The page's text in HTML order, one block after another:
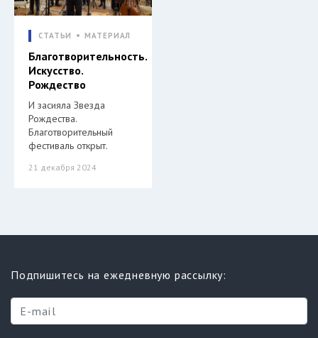
СТАТЬИ МАТЕРИАЛ
Благотворительность.
Искусство.
Рождество
И засияла Звезда
Рождества.
Благотворительный
фестиваль открыт.
21 декабря 2024
Подпишитесь на ежедневную рассылку: